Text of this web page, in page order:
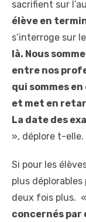
sacrifient sur
élève en
s’interroge sur
là. Nous
entre nos
qui sommes en
et met en
La date des
», déplore t-elle.
Si pour les
plus déplorables
deux fois plus. «
concernés par